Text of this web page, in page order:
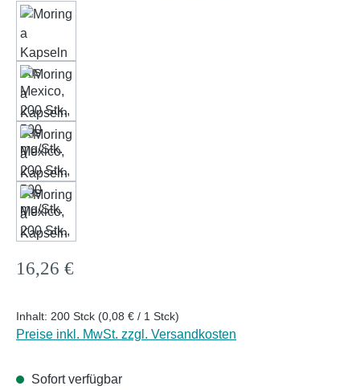
Regulärer Preis:
16,26 €
Inhalt: 200 Stck (0,08 € / 1 Stck)
Preise inkl. MwSt. zzgl. Versandkosten
Sofort verfügbar